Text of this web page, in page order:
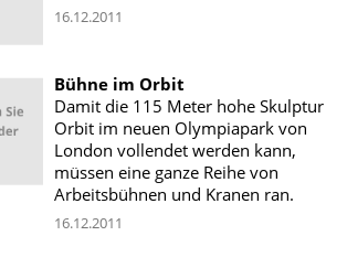
16.12.2011
Bühne im Orbit
Damit die 115 Meter hohe Skulptur
Orbit im neuen Olympiapark von
London vollendet werden kann,
müssen eine ganze Reihe von
Arbeitsbühnen und Kranen ran.
16.12.2011